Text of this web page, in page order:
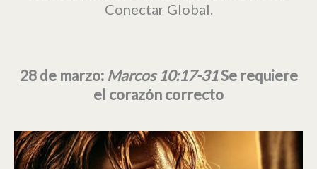
Conectar Global.
28 de marzo: Marcos 10:17-31Se requiere
el corazón correcto